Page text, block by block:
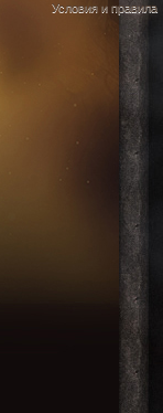
Условия и правила